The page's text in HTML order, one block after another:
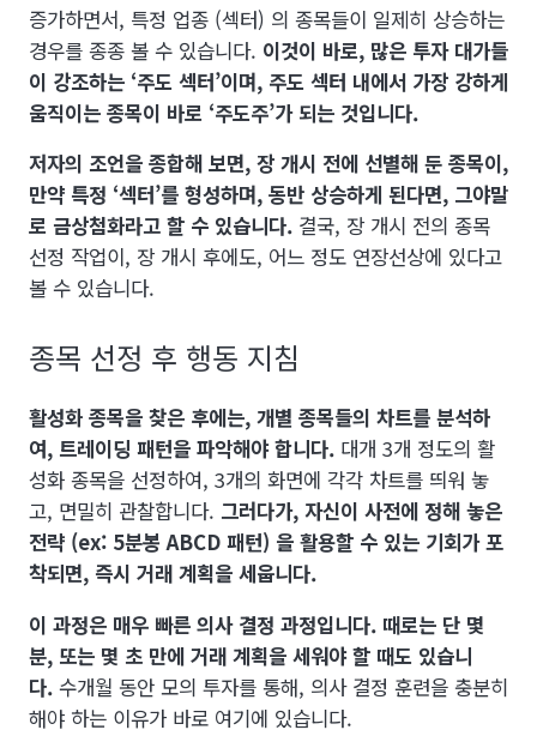
증가하면서, 특정 업종 (섹터) 의 종목들이 일제히 상승하는
경우를 종종 볼 수 있습니다. 이것이 바로, 많은 투자 대가들
이 강조하는 ‘주도 섹터’이며, 주도 섹터 내에서 가장 강하게
움직이는 종목이 바로 ‘주도주’가 되는 것입니다.
저자의 조언을 종합해 보면, 장 개시 전에 선별해 둔 종목이,
만약 특정 ‘섹터’를 형성하며, 동반 상승하게 된다면, 그야말
로 금상첨화라고 할 수 있습니다. 결국, 장 개시 전의 종목
선정 작업이, 장 개시 후에도, 어느 정도 연장선상에 있다고
볼 수 있습니다.
종목 선정 후 행동 지침
활성화 종목을 찾은 후에는, 개별 종목들의 차트를 분석하
여, 트레이딩 패턴을 파악해야 합니다. 대개 3개 정도의 활
성화 종목을 선정하여, 3개의 화면에 각각 차트를 띄워 놓
고, 면밀히 관찰합니다. 그러다가, 자신이 사전에 정해 놓은
전략 (ex: 5분봉 ABCD 패턴) 을 활용할 수 있는 기회가 포
착되면, 즉시 거래 계획을 세웁니다.
이 과정은 매우 빠른 의사 결정 과정입니다. 때로는 단 몇
분, 또는 몇 초 만에 거래 계획을 세워야 할 때도 있습니
다. 수개월 동안 모의 투자를 통해, 의사 결정 훈련을 충분히
해야 하는 이유가 바로 여기에 있습니다.